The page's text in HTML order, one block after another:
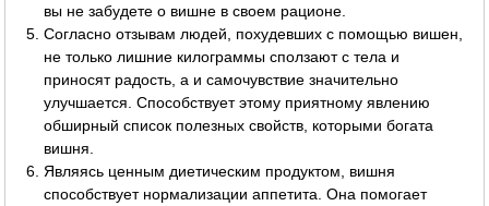
вы не забудете о вишне в своем рационе.
Согласно отзывам людей, похудевших с помощью вишен,
не только лишние килограммы сползают с тела и
приносят радость, а и самочувствие значительно
улучшается. Способствует этому приятному явлению
обширный список полезных свойств, которыми богата
вишня.
Являясь ценным диетическим продуктом, вишня
способствует нормализации аппетита. Она помогает